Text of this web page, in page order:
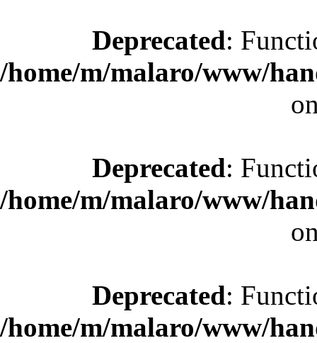
Deprecated:
/home/m/malaro/www/
Deprecated:
/home/m/malaro/www/
Deprecated:
/home/m/malaro/www/